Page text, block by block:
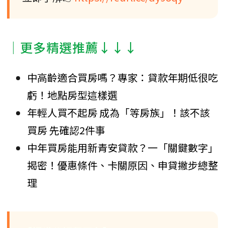
│更多精選推薦↓↓↓
中高齡適合買房嗎？專家：貸款年期低很吃
虧！地點房型這樣選
年輕人買不起房 成為「等房族」！該不該
買房 先確認2件事
中年買房能用新青安貸款？一「關鍵數字」
揭密！優惠條件、卡關原因、申貸撇步總整
理